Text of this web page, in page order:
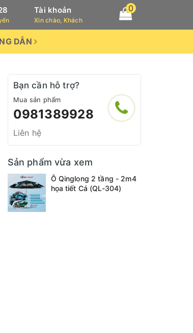
Tài khoản
Xin chào, Khách
0
DẪN
Bạn cần hỗ trợ?
Mua sản phẩm
0981389928
Liên hệ
Sản phẩm vừa xem
Ô Qinglong 2 tầng - 2m4
họa tiết Cá (QL-304)